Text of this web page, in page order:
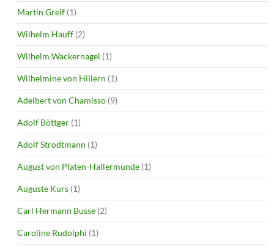
Martin Greif (1)
Wilhelm Hauff (2)
Wilhelm Wackernagel (1)
Wilhelmine von Hillern (1)
Adelbert von Chamisso (9)
Adolf Böttger (1)
Adolf Strodtmann (1)
August von Platen-Hallermünde (1)
Auguste Kurs (1)
Carl Hermann Busse (2)
Caroline Rudolphi (1)